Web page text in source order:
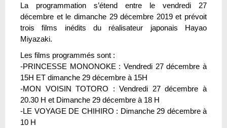
La programmation s’étend entre le vendredi 27
décembre et le dimanche 29 décembre 2019 et prévoit
trois films inédits du réalisateur japonais Hayao
Miyazaki.
Les films programmés sont :
-PRINCESSE MONONOKE : Vendredi 27 décembre à
15H ET dimanche 29 décembre à 15H
-MON VOISIN TOTORO : Vendredi 27 décembre à
20.30 H et Dimanche 29 décembre à 18 H
-LE VOYAGE DE CHIHIRO : Dimanche 29 décembre à
10 H